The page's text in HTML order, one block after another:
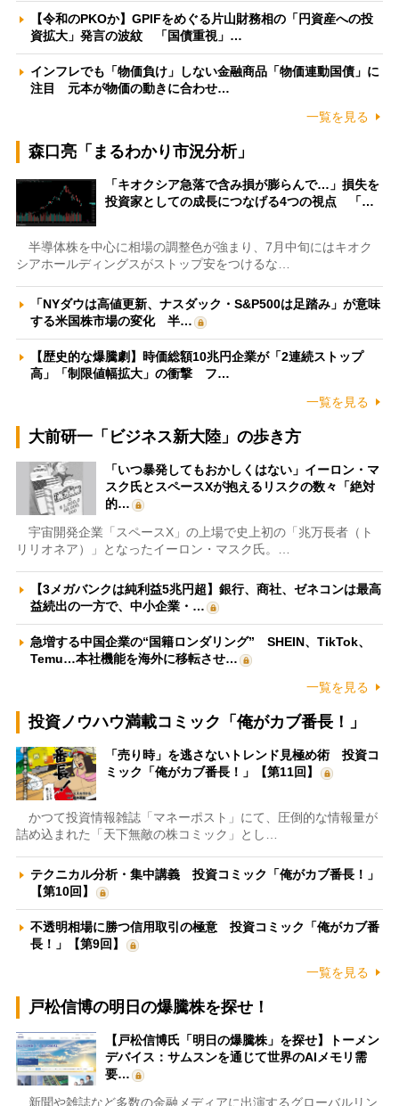
【令和のPKOか】GPIFをめぐる片山財務相の「円資産への投
資拡大」発言の波紋 「国債重視」…
インフレでも「物価負け」しない金融商品「物価連動国債」に
注目 元本が物価の動きに合わせ…
一覧を見る
森口亮「まるわかり市況分析」
「キオクシア急落で含み損が膨らんで…」損失を
投資家としての成長につなげる4つの視点 「…
半導体株を中心に相場の調整色が強まり、7月中旬にはキオク
シアホールディングスがストップ安をつけるな…
「NYダウは高値更新、ナスダック・S&P500は足踏み」が意味
する米国株市場の変化 半…
【歴史的な爆騰劇】時価総額10兆円企業が「2連続ストップ
高」「制限値幅拡大」の衝撃 フ…
一覧を見る
大前研一「ビジネス新大陸」の歩き方
「いつ暴発してもおかしくはない」イーロン・マ
スク氏とスペースXが抱えるリスクの数々「絶対
的…
宇宙開発企業「スペースX」の上場で史上初の「兆万長者（ト
リリオネア）」となったイーロン・マスク氏。…
【3メガバンクは純利益5兆円超】銀行、商社、ゼネコンは最高
益続出の一方で、中小企業・…
急増する中国企業の“国籍ロンダリング” SHEIN、TikTok、
Temu…本社機能を海外に移転させ…
一覧を見る
投資ノウハウ満載コミック「俺がカブ番長！」
「売り時」を逃さないトレンド見極め術 投資コ
ミック「俺がカブ番長！」【第11回】
かつて投資情報雑誌「マネーポスト」にて、圧倒的な情報量が
詰め込まれた「天下無敵の株コミック」とし…
テクニカル分析・集中講義 投資コミック「俺がカブ番長！」
【第10回】
不透明相場に勝つ信用取引の極意 投資コミック「俺がカブ番
長！」【第9回】
一覧を見る
戸松信博の明日の爆騰株を探せ！
【戸松信博氏「明日の爆騰株」を探せ】トーメン
デバイス：サムスンを通じて世界のAIメモリ需
要…
新聞や雑誌など多数の金融メディアに出演するグローバルリン